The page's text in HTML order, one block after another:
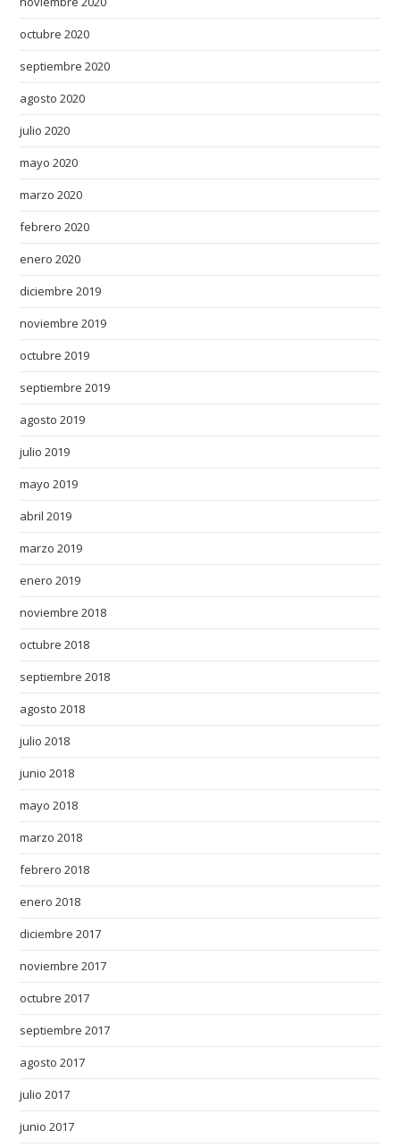
octubre 2020
septiembre 2020
agosto 2020
julio 2020
mayo 2020
marzo 2020
febrero 2020
enero 2020
diciembre 2019
noviembre 2019
octubre 2019
septiembre 2019
agosto 2019
julio 2019
mayo 2019
abril 2019
marzo 2019
enero 2019
noviembre 2018
octubre 2018
septiembre 2018
agosto 2018
julio 2018
junio 2018
mayo 2018
marzo 2018
febrero 2018
enero 2018
diciembre 2017
noviembre 2017
octubre 2017
septiembre 2017
agosto 2017
julio 2017
junio 2017